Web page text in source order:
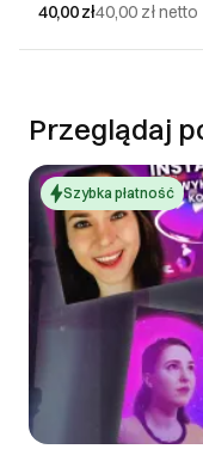
40,00 zł40,00 złnetto
Przeglądaj
Szybka płatność